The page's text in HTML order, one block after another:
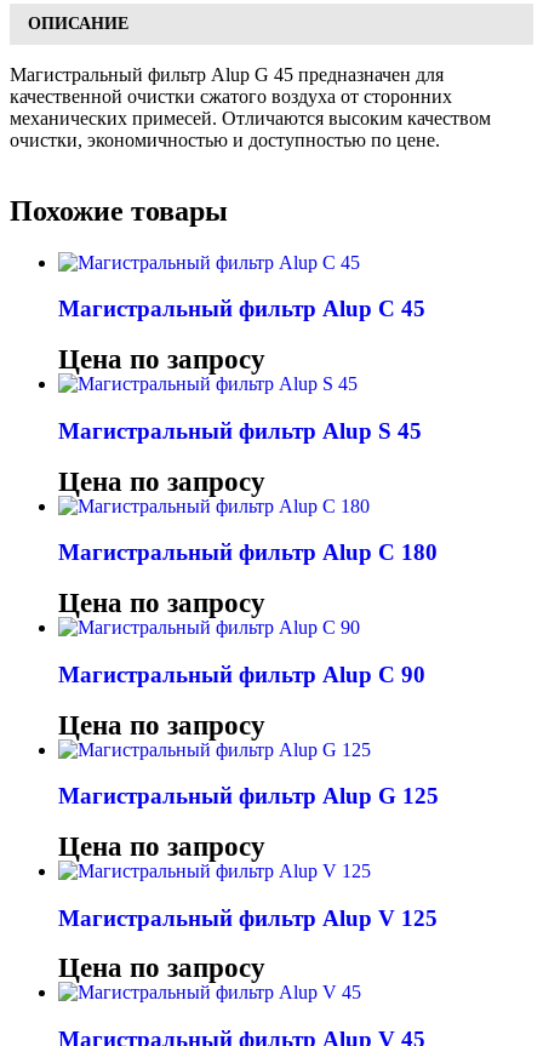
ОПИСАНИЕ
Магистральный фильтр Alup G 45 предназначен для
качественной очистки сжатого воздуха от сторонних
механических примесей. Отличаются высоким качеством
очистки, экономичностью и доступностью по цене.
Похожие товары
Магистральный фильтр Alup C 45
Цена по запросу
Магистральный фильтр Alup S 45
Цена по запросу
Магистральный фильтр Alup C 180
Цена по запросу
Магистральный фильтр Alup C 90
Цена по запросу
Магистральный фильтр Alup G 125
Цена по запросу
Магистральный фильтр Alup V 125
Цена по запросу
Магистральный фильтр Alup V 45